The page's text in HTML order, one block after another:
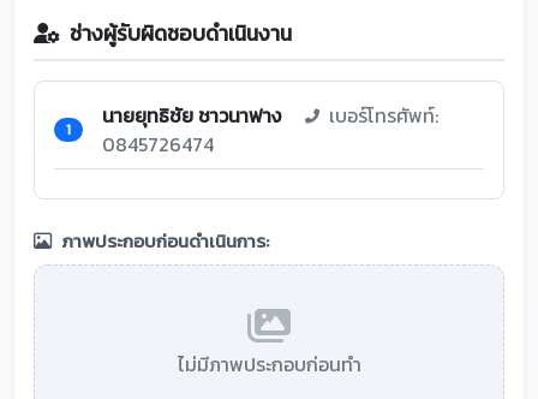
ช่างผู้รับผิดชอบดำเนินงาน
1 นายยุทธิชัย ชาวนาฟาง
เบอร์โทรศัพท์:
0845726474
ภาพประกอบก่อนดำเนินการ:
ไม่มีภาพประกอบก่อนทำ